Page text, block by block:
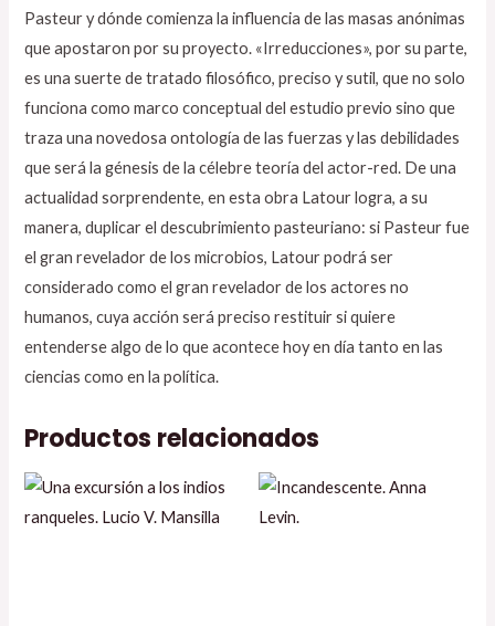
Pasteur y dónde comienza la influencia de las masas anónimas
que apostaron por su proyecto. «Irreducciones», por su parte,
es una suerte de tratado filosófico, preciso y sutil, que no solo
funciona como marco conceptual del estudio previo sino que
traza una novedosa ontología de las fuerzas y las debilidades
que será la génesis de la célebre teoría del actor-red. De una
actualidad sorprendente, en esta obra Latour logra, a su
manera, duplicar el descubrimiento pasteuriano: si Pasteur fue
el gran revelador de los microbios, Latour podrá ser
considerado como el gran revelador de los actores no
humanos, cuya acción será preciso restituir si quiere
entenderse algo de lo que acontece hoy en día tanto en las
ciencias como en la política.
Productos relacionados